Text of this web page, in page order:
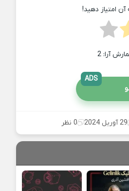
امتیاز دهید!
2
ADS
29 آوریل 2024 0 نظر